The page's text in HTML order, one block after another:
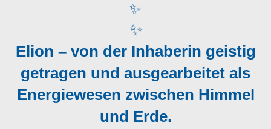
✨
✨
Elion – von der Inhaberin geistig
getragen und ausgearbeitet als
Energiewesen zwischen Himmel
und Erde.